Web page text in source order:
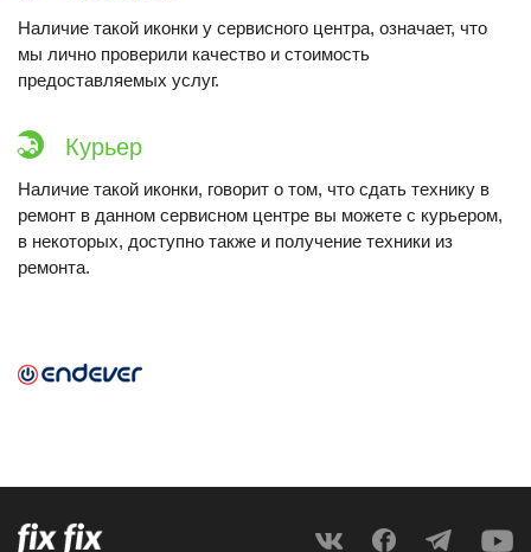
Наличие такой иконки у сервисного центра, означает, что
мы лично проверили качество и стоимость
предоставляемых услуг.
Курьер
Наличие такой иконки, говорит о том, что сдать технику в
ремонт в данном сервисном центре вы можете с курьером,
в некоторых, доступно также и получение техники из
ремонта.